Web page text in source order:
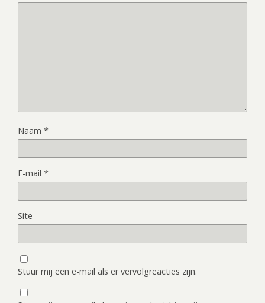
Naam *
E-mail *
Site
Stuur mij een e-mail als er vervolgreacties zijn.